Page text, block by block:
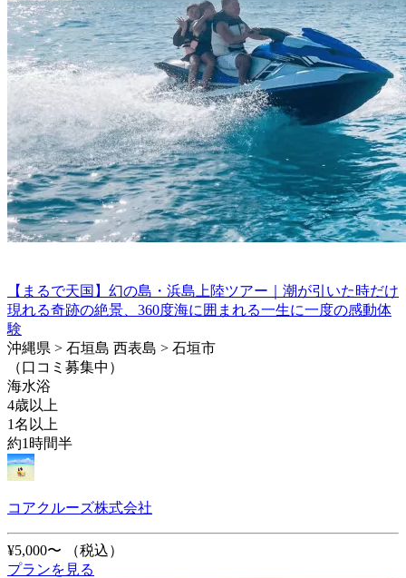
【まるで天国】幻の島・浜島上陸ツアー｜潮が引いた時だけ
現れる奇跡の絶景、360度海に囲まれる一生に一度の感動体
験
沖縄県 > 石垣島 西表島 > 石垣市
（口コミ募集中）
海水浴
4歳以上
1名以上
約1時間半
コアクルーズ株式会社
¥5,000〜
（税込）
プランを見る